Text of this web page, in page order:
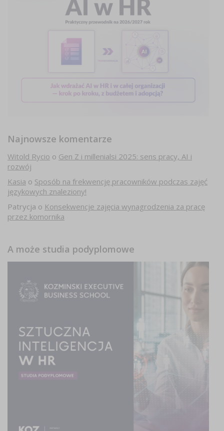
Najnowsze komentarze
Witold Rycio o Gen Z i millenialsi 2025: sens pracy, AI i
rozwój
Kasia o Sposób na frekwencję pracowników podczas zajęć
językowych znaleziony!
Patrycja o Konsekwencje zajęcia wynagrodzenia za pracę
przez komornika
A może studia podyplomowe